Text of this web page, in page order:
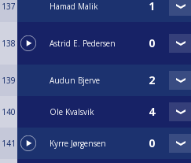
137 Hamad Malik
138 Astrid E. Pedersen
139 Audun Bjerve
140 Ole Kvalsvik
141 Kyrre Jørgensen